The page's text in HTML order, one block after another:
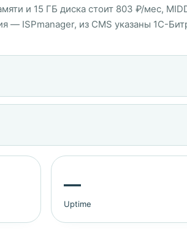
и 15 ГБ диска стоит 803 ₽/мес,
— ISPmanager, из CMS указаны 1С-
—
Uptime